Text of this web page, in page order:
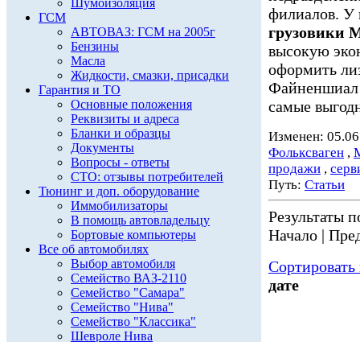
Шумоизоляция
ГСМ
АВТОВАЗ: ГСМ на 2005г
Бензины
Масла
Жидкости, смазки, присадки
Гарантия и ТО
Основные положения
Реквизиты и адреса
Бланки и образцы
Документы
Вопросы - ответы
СТО: отзывы потребителей
Тюнинг и доп. оборудование
Иммобилизаторы
В помощь автовладельцу
Бортовые компьютеры
Все об автомобилях
Выбор автомобиля
Семейство ВАЗ-2110
Семейство "Самара"
Семейство "Нива"
Семейство "Классика"
Шевроле Нива
филиалов. У
грузовики
высокую
оформить
самые
Изменен:
Фольксваген ,
продажи ,
Путь: Статьи
Результаты
Начало |
дате